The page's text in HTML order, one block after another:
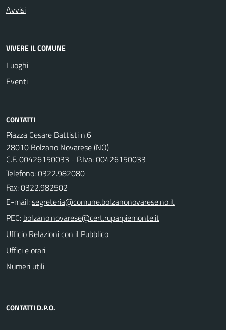
Avvisi
VIVERE IL COMUNE
Luoghi
Eventi
CONTATTI
Piazza Cesare Battisti n.6
28010 Bolzano Novarese (NO)
C.F. 00426150033 - P.Iva: 00426150033
Telefono:0322.982080
Fax: 0322.982502
E-mail:
PEC:
Ufficio Relazioni con il Pubblico
Uffici e orari
Numeri utili
CONTATTI D.P.O.